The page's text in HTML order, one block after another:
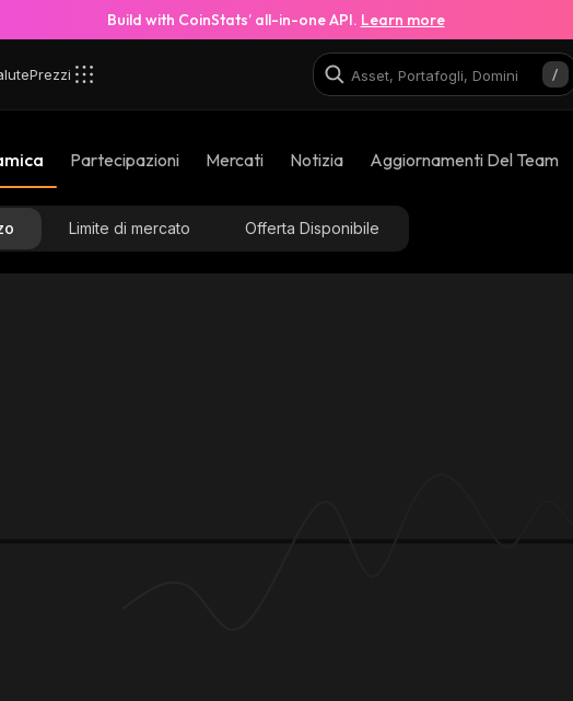
Build with CoinStats’ all-in-one API. Learn more
Prezzi
Partecipazioni Mercati Notizia Aggiornamenti Del Team
Limite di mercato Offerta Disponibile